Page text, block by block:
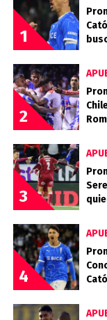
1
2
3
4